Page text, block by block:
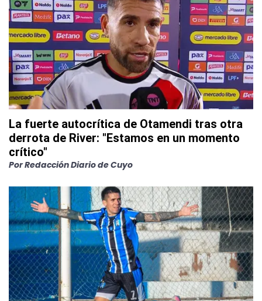
La fuerte autocrítica de Otamendi tras otra
derrota de River: "Estamos en un momento
crítico"
PorRedacción Diario de Cuyo